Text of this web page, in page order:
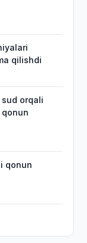
qilishdi
orqali
qonun